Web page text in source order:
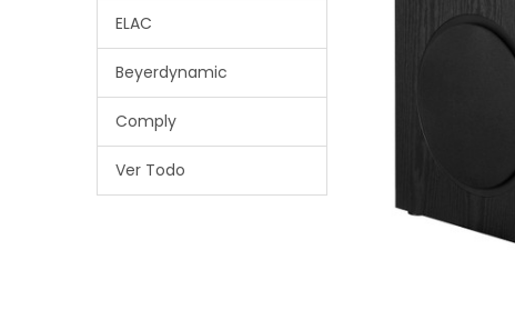
ELAC
Beyerdynamic
Comply
Ver Todo